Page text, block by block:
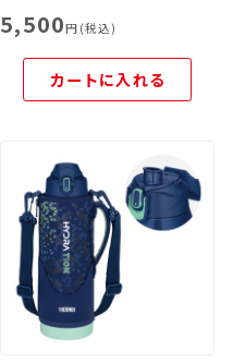
5,500円(税込)
カートに入れる